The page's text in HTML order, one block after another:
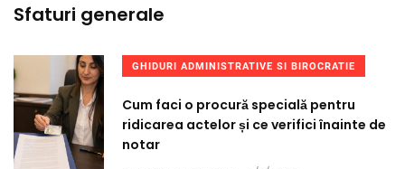
Sfaturi generale
GHIDURI ADMINISTRATIVE SI BIROCRATIE
Cum faci o procură specială pentru
ridicarea actelor și ce verifici înainte de
notar